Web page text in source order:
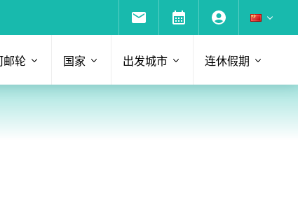
邮轮 国家 出发城市 连休假期